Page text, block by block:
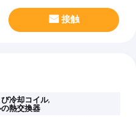
接触
冷却コイル,
熱交換器